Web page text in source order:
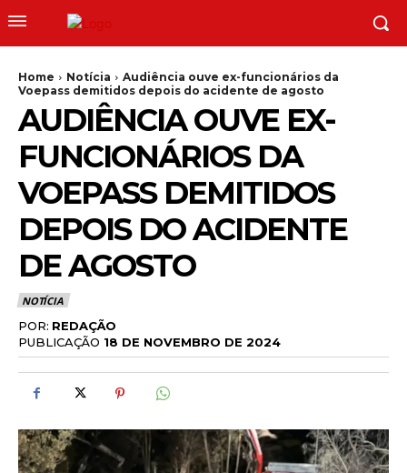
Home Notícia
Audiência ouve ex-funcionários da
Voepass demitidos depois do acidente de agosto
AUDIÊNCIA OUVE EX-
FUNCIONÁRIOS DA
VOEPASS DEMITIDOS
DEPOIS DO ACIDENTE
DE AGOSTO
NOTÍCIA
POR: REDAÇÃO
PUBLICAÇÃO 18 DE NOVEMBRO DE 2024